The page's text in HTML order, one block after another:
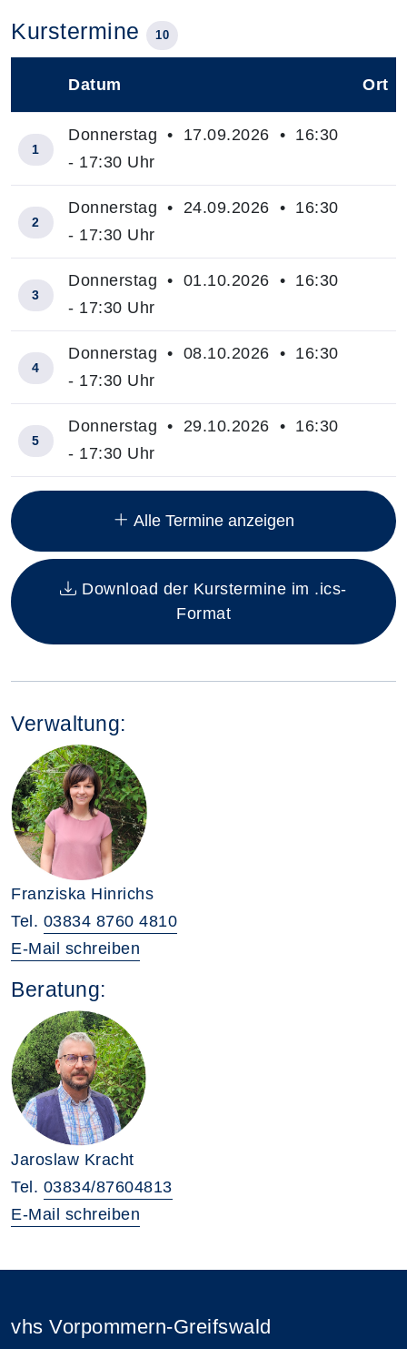
Kurstermine 10
Insgesamt gibt es 10 Termine zum diesen Kurs
Datum Ort
1
Donnerstag • 17.09.2026 • 16:30
- 17:30 Uhr
2
Donnerstag • 24.09.2026 • 16:30
- 17:30 Uhr
3
Donnerstag • 01.10.2026 • 16:30
- 17:30 Uhr
4
Donnerstag • 08.10.2026 • 16:30
- 17:30 Uhr
5
Donnerstag • 29.10.2026 • 16:30
- 17:30 Uhr
Alle Termine anzeigen
Download der Kurstermine im .ics-
Format
Verwaltung:
Franziska Hinrichs
Tel. 03834 8760 4810
E-Mail schreiben
Beratung:
Jaroslaw Kracht
Tel. 03834/87604813
E-Mail schreiben
vhs Vorpommern-Greifswald